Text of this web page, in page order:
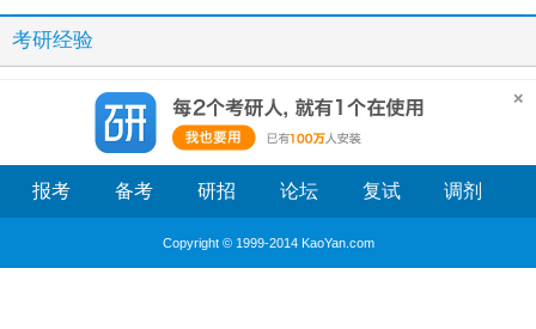
考研经验
报考 备考 研招 论坛 复试 调剂
Copyright © 1999-2014 KaoYan.com